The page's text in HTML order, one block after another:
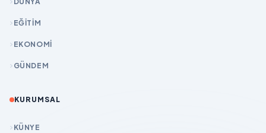
EĞİTİM
EKONOMİ
GÜNDEM
KURUMSAL
KÜNYE